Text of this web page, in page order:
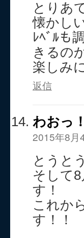
とりあ
懐かし
ﾚﾍﾞﾙも
きるの
楽しみ
返信
わおっ！
2015年8月
とうと
そして
す！
これか
す！！